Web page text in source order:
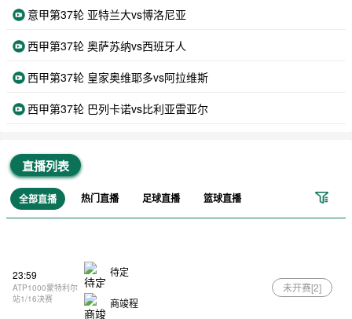
意甲第37轮 亚特兰大vs博洛尼亚
西甲第37轮 奥萨苏纳vs西班牙人
西甲第37轮 皇家奥维耶多vs阿拉维斯
西甲第37轮 巴列卡诺vs比利亚雷亚尔
直播列表
全部直播 热门直播 足球直播 篮球直播
23:59
ATP1000蒙特利尔
站1/16决赛
待定
商竣程
未开赛[2]